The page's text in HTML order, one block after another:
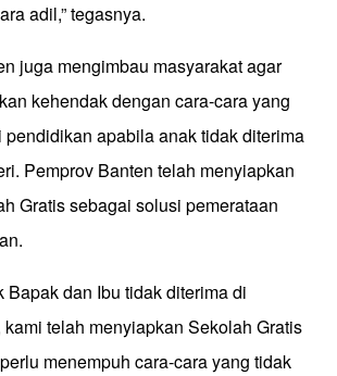
adil,” tegasnya.
juga mengimbau masyarakat agar
kehendak dengan cara-cara yang
pendidikan apabila anak tidak diterima
Pemprov Banten telah menyiapkan
Gratis sebagai solusi pemerataan
Bapak dan Ibu tidak diterima di
telah menyiapkan Sekolah Gratis
menempuh cara-cara yang tidak